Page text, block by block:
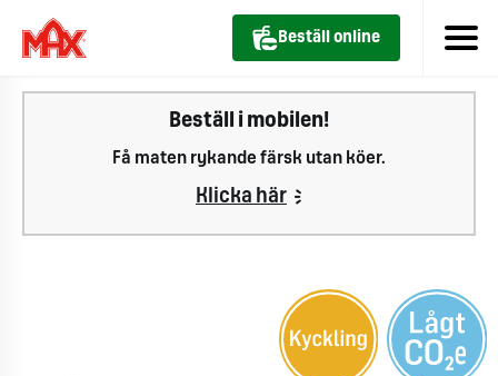
Beställ online
Beställ i mobilen!
Få maten rykande färsk utan köer.
Klicka här